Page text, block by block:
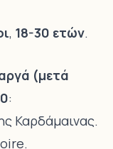
, 18-30 ετών.
(μετά
:
Καρδάμαινας.